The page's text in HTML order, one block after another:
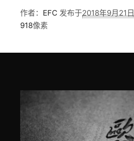
作者： EFC 发布于2018年9月21日
918像素